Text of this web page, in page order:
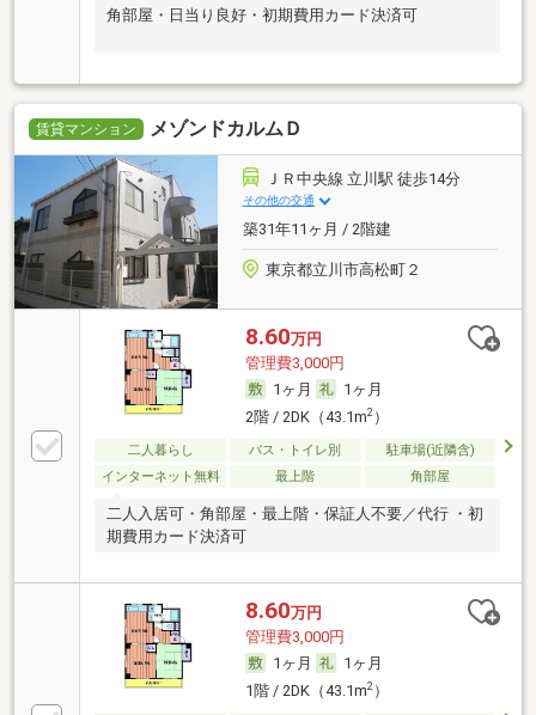
角部屋・日当り良好・初期費用カード決済可
賃貸マンション メゾンドカルムＤ
ＪＲ中央線 立川駅 徒歩14分
その他の交通
築31年11ヶ月 / 2階建
東京都立川市高松町２
8.60万円
管理費3,000円
1ヶ月
1ヶ月
2階 / 2DK（43.1m2）
二人暮らし バス・トイレ別
駐車場(近隣含)
インターネット無料
最上階 角部屋
二人入居可・角部屋・最上階・保証人不要／代行 ・初
期費用カード決済可
8.60万円
管理費3,000円
1ヶ月
1ヶ月
1階 / 2DK（43.1m2）